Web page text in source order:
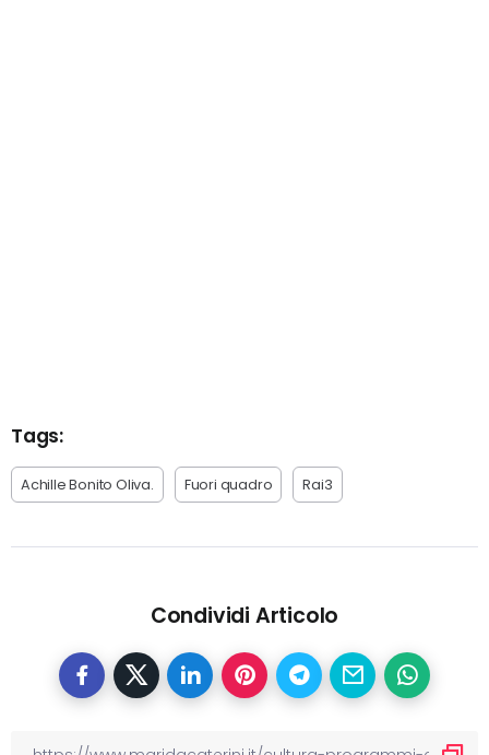
Tags:
Achille Bonito Oliva. Fuori quadro Rai3
Condividi Articolo